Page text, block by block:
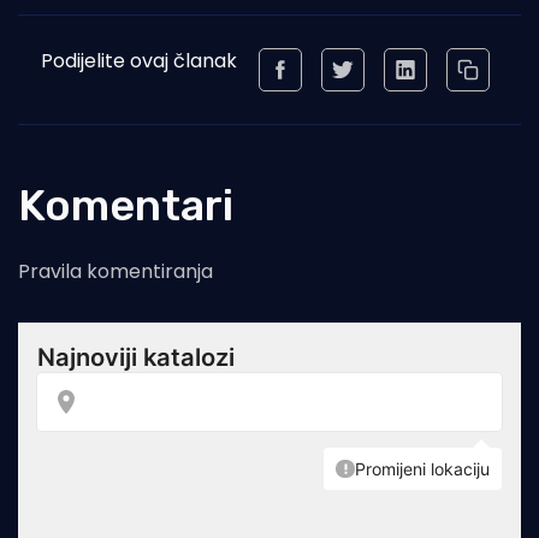
Podijelite ovaj članak
Komentari
Pravila komentiranja